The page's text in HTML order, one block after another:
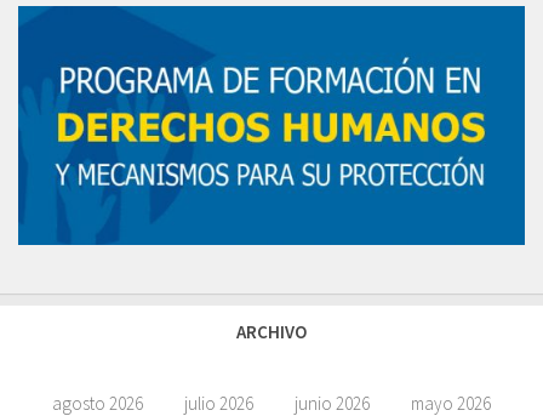
ARCHIVO
agosto 2026 julio 2026 junio 2026
mayo 2026